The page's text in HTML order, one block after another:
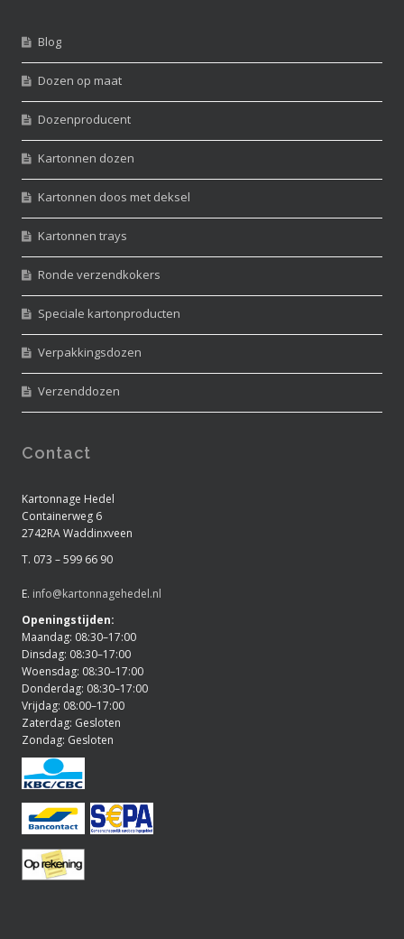
Blog
Dozen op maat
Dozenproducent
Kartonnen dozen
Kartonnen doos met deksel
Kartonnen trays
Ronde verzendkokers
Speciale kartonproducten
Verpakkingsdozen
Verzenddozen
Contact
Kartonnage Hedel
Containerweg 6
2742RA Waddinxveen
T. 073 – 599 66 90
E. info@kartonnagehedel.nl
Openingstijden:
Maandag: 08:30–17:00
Dinsdag: 08:30–17:00
Woensdag: 08:30–17:00
Donderdag: 08:30–17:00
Vrijdag: 08:00–17:00
Zaterdag: Gesloten
Zondag: Gesloten